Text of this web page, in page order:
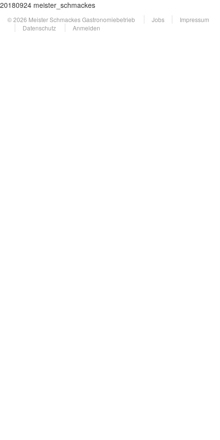
20180924 meister_schmackes
© 2026 Meister Schmackes Gastronomiebetrieb Jobs
Impressum
Datenschutz
Anmelden